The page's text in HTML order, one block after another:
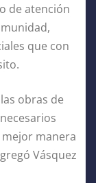
de atención
que con
obras de
manera
Vásquez